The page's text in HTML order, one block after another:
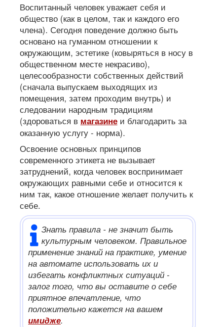
Воспитанный человек уважает себя и
общество (как в целом, так и каждого его
члена). Сегодня поведение должно быть
основано на гуманном отношении к
окружающим, эстетике (ковыряться в носу в
общественном месте некрасиво),
целесообразности собственных действий
(сначала выпускаем выходящих из
помещения, затем проходим внутрь) и
следовании народным традициям
(здороваться в магазине и благодарить за
оказанную услугу - норма).
Освоение основных принципов
современного этикета не вызывает
затруднений, когда человек воспринимает
окружающих равными себе и относится к
ним так, какое отношение желает получить к
себе.
Знать правила - не значит быть
культурным человеком. Правильное
применение знаний на практике, умение
на автомате использовать их и
избегать конфликтных ситуаций -
залог того, что вы оставите о себе
приятное впечатление, что
положительно кажется на вашем
имидже.